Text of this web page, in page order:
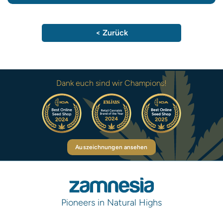
< Zurück
Dank euch sind wir Champions!
Auszeichnungen ansehen
Pioneers in Natural Highs